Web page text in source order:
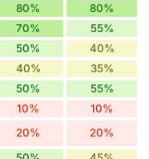
80% 80%
70% 55%
50% 40%
40% 35%
50% 55%
10% 10%
20% 20%